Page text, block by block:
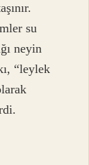
su
neyin
“leylek